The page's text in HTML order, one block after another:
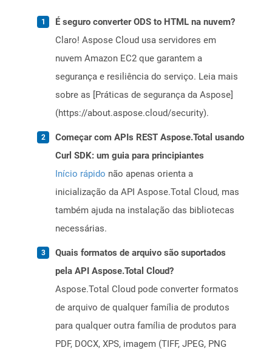
É seguro converter ODS to HTML na nuvem?
Claro! Aspose Cloud usa servidores em
nuvem Amazon EC2 que garantem a
segurança e resiliência do serviço. Leia mais
sobre as [Práticas de segurança da Aspose]
(https://about.aspose.cloud/security).
Começar com APIs REST Aspose.Total usando
Curl SDK: um guia para principiantes
Início rápido não apenas orienta a
inicialização da API Aspose.Total Cloud, mas
também ajuda na instalação das bibliotecas
necessárias.
Quais formatos de arquivo são suportados
pela API Aspose.Total Cloud?
Aspose.Total Cloud pode converter formatos
de arquivo de qualquer família de produtos
para qualquer outra família de produtos para
PDF, DOCX, XPS, imagem (TIFF, JPEG, PNG